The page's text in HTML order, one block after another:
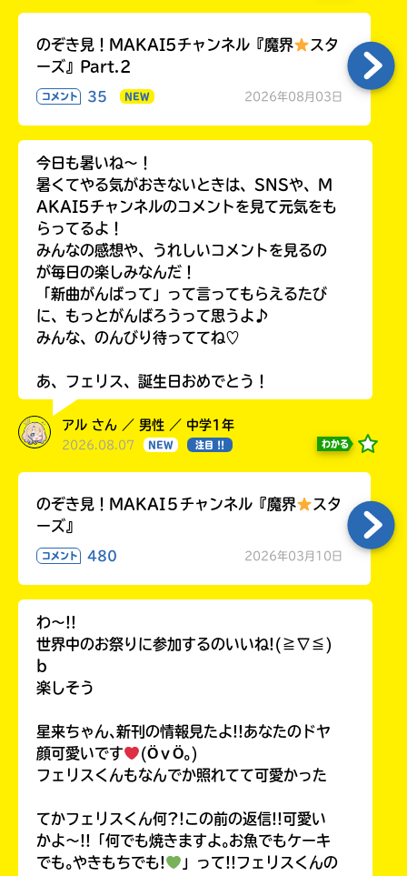
のぞき見！MAKAI5チャンネル『魔界
スタ
ーズ』Part.2
コメント 35 NEW 2026年08月03日
今日も暑いね〜！
暑くてやる気がおきないときは、SNSや、M
AKAI5チャンネルのコメントを見て元気をも
らってるよ！
みんなの感想や、うれしいコメントを見るの
が毎日の楽しみなんだ！
「新曲がんばって」って言ってもらえるたび
に、もっとがんばろうって思うよ♪
みんな、のんびり待っててね♡
あ、フェリス、誕生日おめでとう！
アル さん ／ 男性 ／ 中学1年
2026.08.07 NEW 注目 !! わかる
のぞき見！MAKAI５チャンネル『魔界
スタ
ーズ』
コメント 480 2026年03月10日
わ〜!!
世界中のお祭りに参加するのいいね!(≧∇≦)
b
楽しそう
星来ちゃん､新刊の情報見たよ!!あなたのドヤ
顔可愛いです
(ӦｖӦ｡)
フェリスくんもなんでか照れてて可愛かった
てかフェリスくん何?!この前の返信!!可愛い
かよ〜!!「何でも焼きますよ｡お魚でもケーキ
でも｡やきもちでも!
」って!!フェリスくんの